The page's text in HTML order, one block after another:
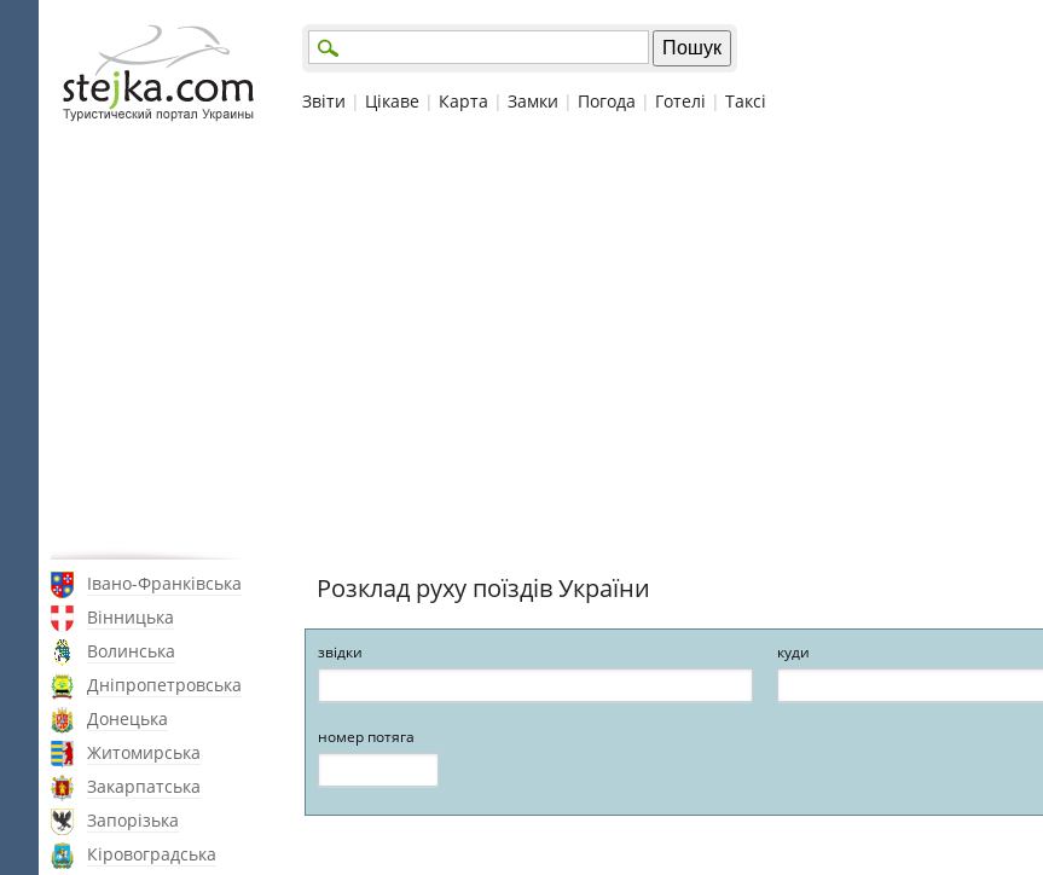
Звіти | Цікаве | Карта | Замки | Погода | Готелі | Таксі
Івано-Франківська
Вінницька
Волинська
Дніпропетровська
Донецька
Житомирська
Закарпатська
Запорізька
Кіровоградська
Розклад руху поїздів України
звідки куди
номер потяга